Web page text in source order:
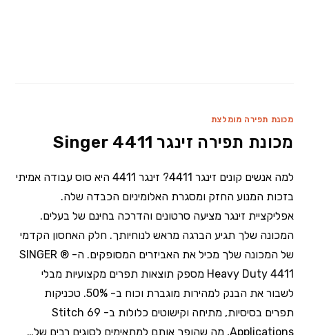
מכונת תפירה מומלצת
מכונת תפירה זינגר 4411 Singer
למה אנשים קונים זינגר 4411? זינגר 4411 היא סוס עבודה אמיתי
בזכות המנוע החזק ומסגרת האלומיניום הכבדה שלה.
אפליקציית זינגר מציעה סרטונים והדרכה בחינם של בעלים.
המכונה שלך תגיע הברגה מראש לנוחיותך. חלק האחסון הקדמי
של המכונה שלך מכיל את האביזרים המסופקים. ה- SINGER ®
Heavy Duty 4411 מספק תוצאות תפרים מקצועיות מבלי
לשבור את הבנק למהירות מוגברת וכוח ב- 50%. טכניקות
תפרים בסיסיות, מתיחה וקישוטים כלולות ב- 69 Stitch
Applications, מה שהופך אותם למתאימים לסוגים רבים של…